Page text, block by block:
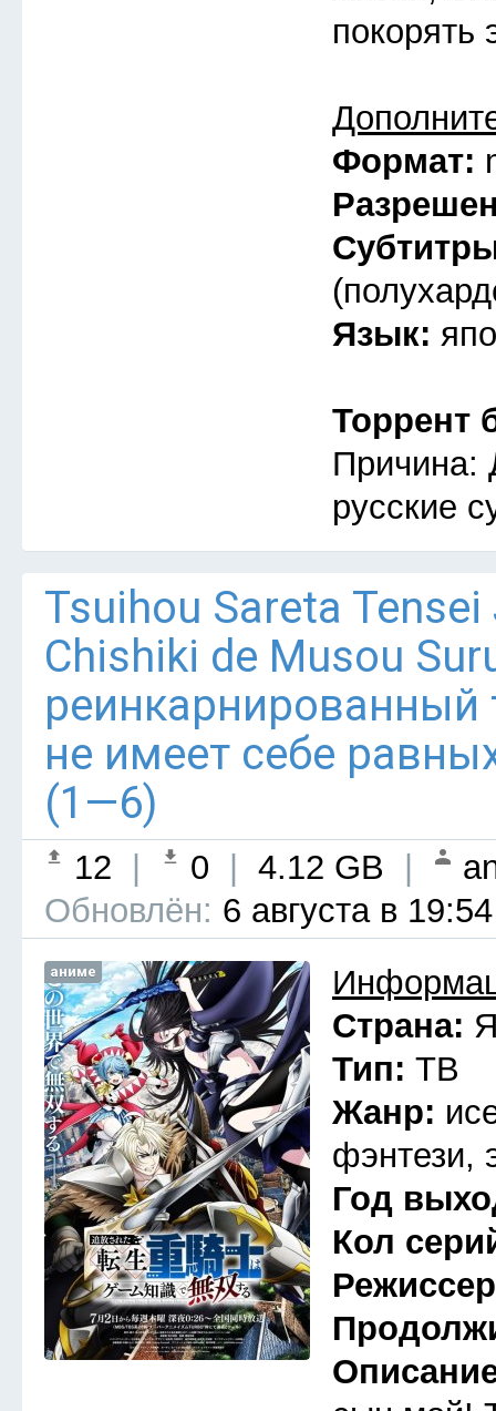
покорять
Формат:
Язык:
Торрент
Причина:
русские
Tsuihou Sareta
Chishiki de Musou
не имеет себе
(1—6)
12 0 4.12 GB
Обновлён: 6 августа в 19:54
аниме
Страна:
Тип: ТВ
Жанр:
фэнтези,
Год
Кол